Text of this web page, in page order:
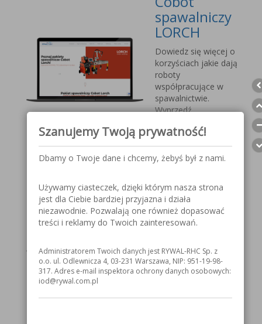
spawalniczy
LORCH
Dowiedz się więcej o
korzyściach jakie dają
roboty
współpracujące w
spawalnictwie.
Wyprzedź
nadchodzącym
wyzwaniom.
Przyłbica
spawalnicza
V1000 MOST
przyłbicy spawalniczej
V1000 MOST
Systemy
Szanujemy Twoją prywatność!
Dbamy o Twoje dane i chcemy, żebyś był z nami.
Używamy ciasteczek, dzięki którym nasza strona
jest dla Ciebie bardziej przyjazna i działa
niezawodnie. Pozwalają one również dopasować
treści i reklamy do Twoich zainteresowań.
Administratorem Twoich danych jest RYWAL-RHC Sp. z
o.o. ul. Odlewnicza 4, 03-231 Warszawa, NIP: 951-19-98-
317. Adres e-mail inspektora ochrony danych osobowych:
iod@rywal.com.pl